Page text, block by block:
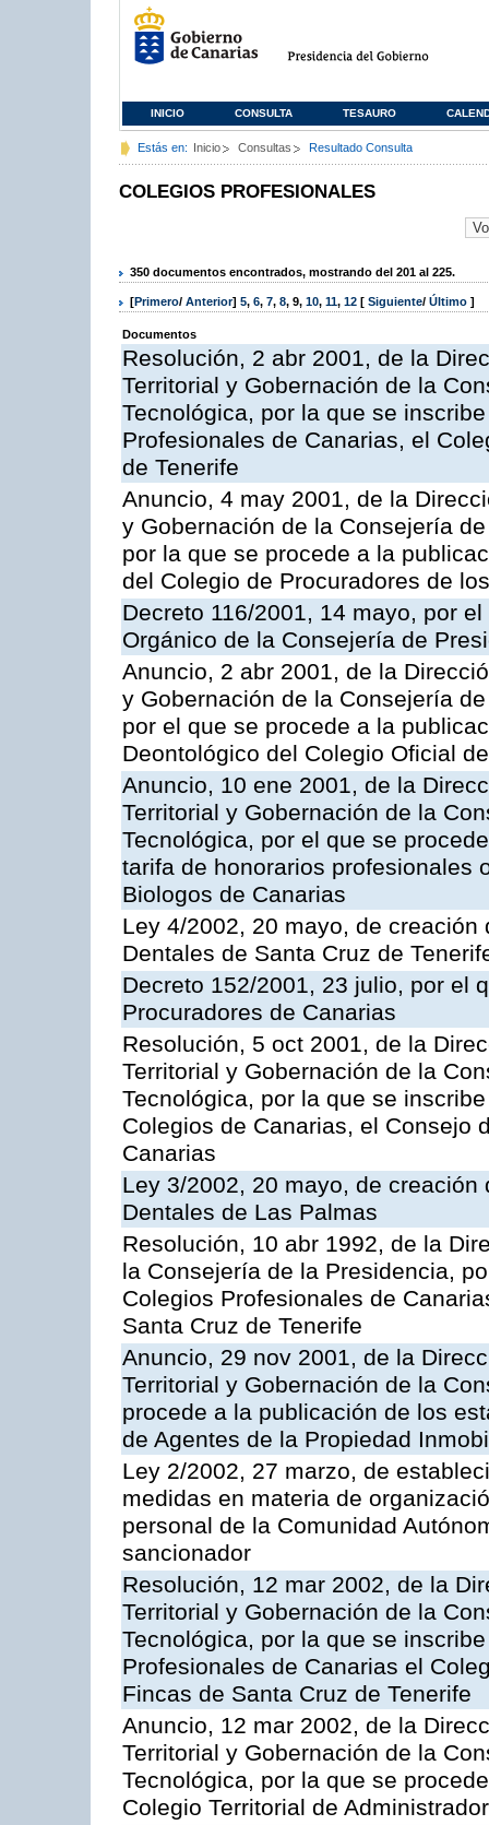
INICIO CONSULTA TESAURO
Estás en: Inicio Consultas Resultado Consulta
COLEGIOS PROFESIONALES
350 documentos encontrados, mostrando del 201 al 225.
[Primero/ Anterior] 5, 6, 7, 8, 9, 10, 11, 12 [ Siguiente/ Último ]
Documentos
Resolución, 2 abr 2001, de la
Territorial y Gobernación de la
Tecnológica, por la que se
Profesionales de Canarias, el
de Tenerife
Anuncio, 4 may 2001, de la
y Gobernación de la Consejería
por la que se procede a la
del Colegio de Procuradores de
Decreto 116/2001, 14 mayo, por
Orgánico de la Consejería de
Anuncio, 2 abr 2001, de la
y Gobernación de la Consejería
por el que se procede a la
Deontológico del Colegio Oficial
Anuncio, 10 ene 2001, de la
Territorial y Gobernación de la
Tecnológica, por el que se
tarifa de honorarios profesionales
Biologos de Canarias
Ley 4/2002, 20 mayo, de
Dentales de Santa Cruz de
Decreto 152/2001, 23 julio, por el
Procuradores de Canarias
Resolución, 5 oct 2001, de la
Territorial y Gobernación de la
Tecnológica, por la que se
Colegios de Canarias, el Consejo
Canarias
Ley 3/2002, 20 mayo, de
Dentales de Las Palmas
Resolución, 10 abr 1992, de la
la Consejería de la Presidencia,
Colegios Profesionales de
Santa Cruz de Tenerife
Anuncio, 29 nov 2001, de la
Territorial y Gobernación de la
procede a la publicación de los
de Agentes de la Propiedad
Ley 2/2002, 27 marzo, de
medidas en materia de
personal de la Comunidad
sancionador
Resolución, 12 mar 2002, de la
Territorial y Gobernación de la
Tecnológica, por la que se
Profesionales de Canarias el
Fincas de Santa Cruz de Tenerife
Anuncio, 12 mar 2002, de la
Territorial y Gobernación de la
Tecnológica, por la que se
Colegio Territorial de